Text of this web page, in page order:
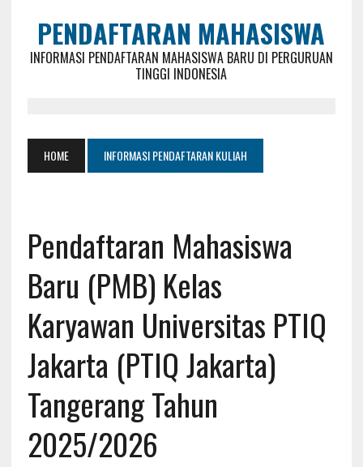
PENDAFTARAN MAHASISWA
INFORMASI PENDAFTARAN MAHASISWA BARU DI PERGURUAN
TINGGI INDONESIA
HOME INFORMASI PENDAFTARAN KULIAH
Pendaftaran Mahasiswa
Baru (PMB) Kelas
Karyawan Universitas PTIQ
Jakarta (PTIQ Jakarta)
Tangerang Tahun
2025/2026